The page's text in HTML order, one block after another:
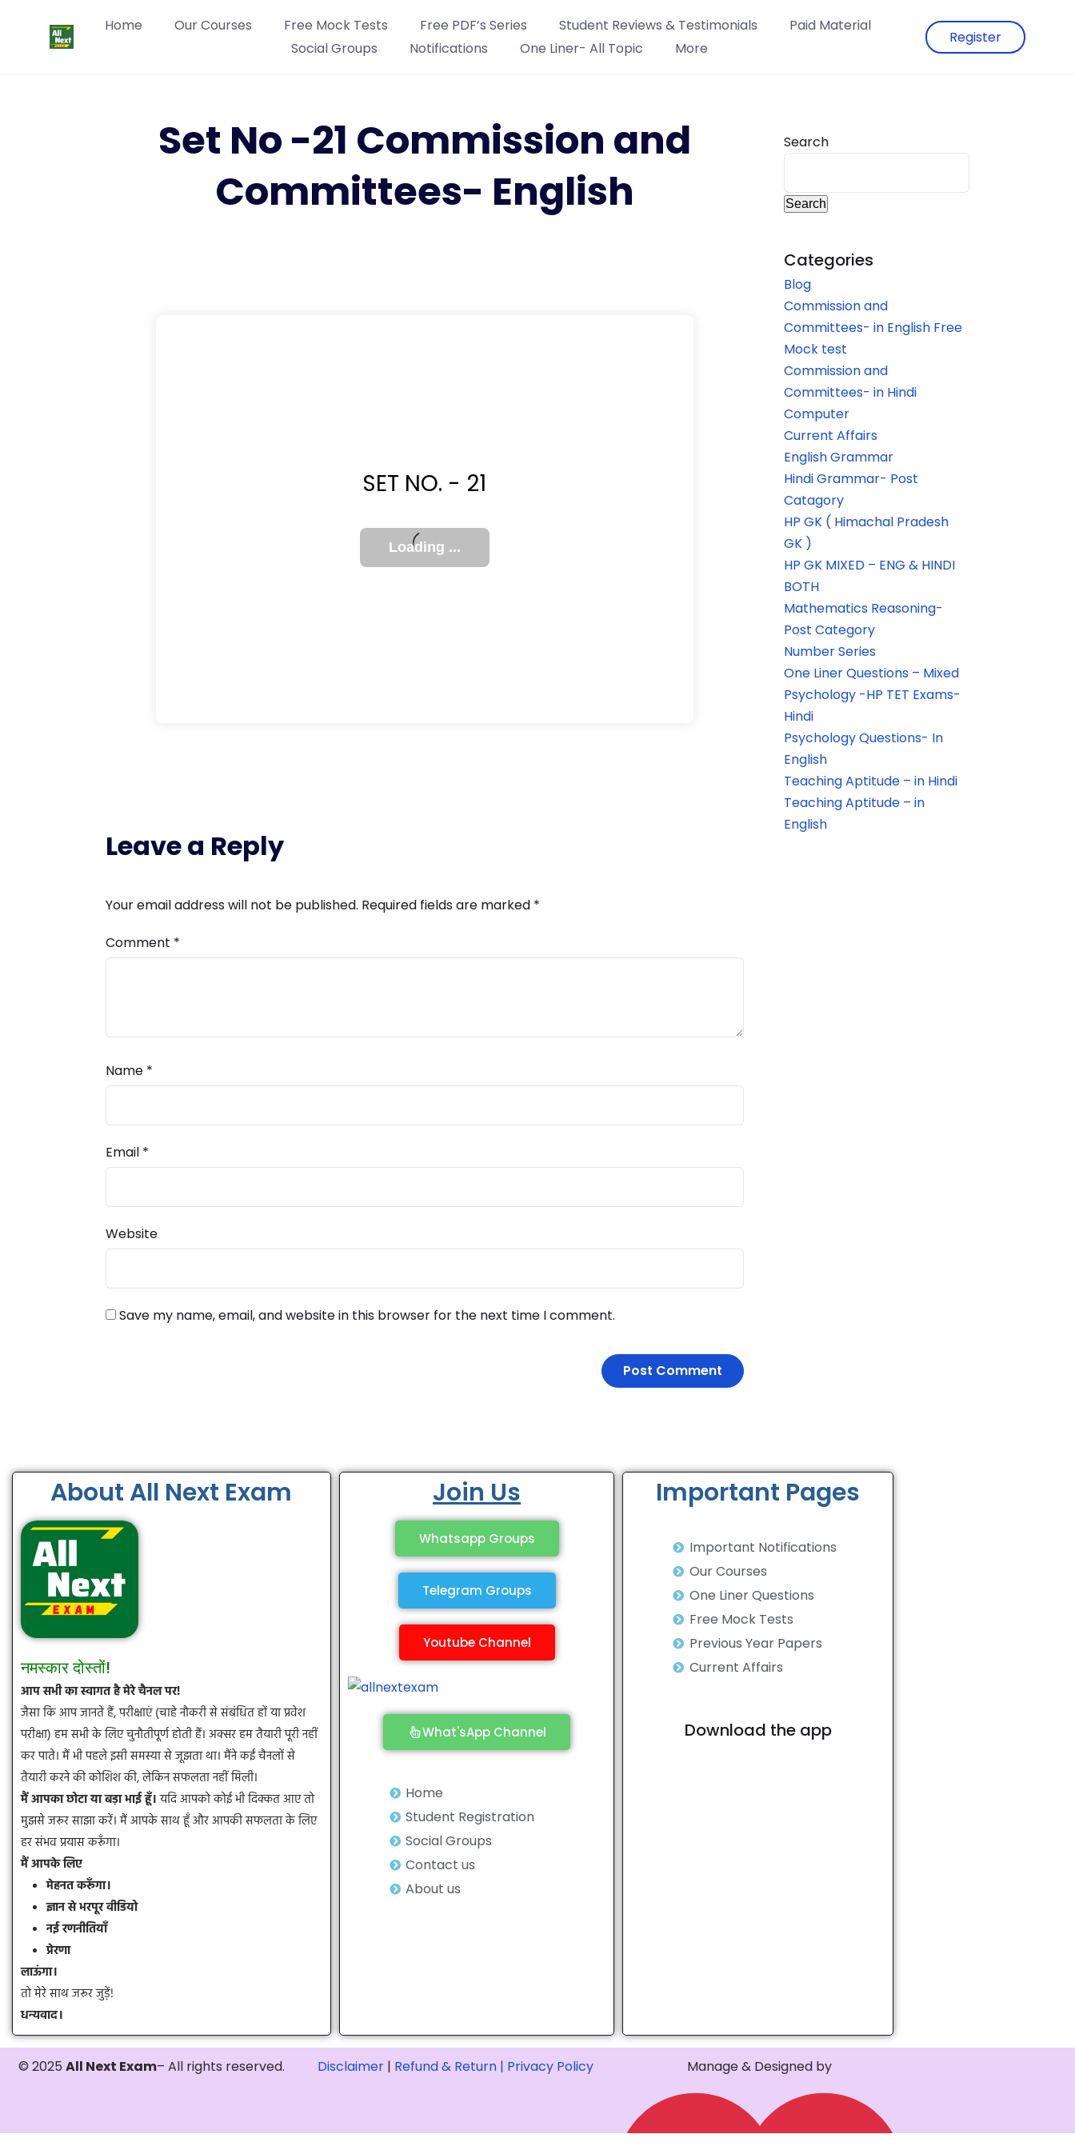
Home Our Courses Free Mock Tests Free PDF’s Series Student Reviews & Testimonials
Paid Material
Social Groups
Notifications One Liner- All Topic More
Register
Set No -21 Commission and
Committees- English
SET NO. - 21
Leave a Reply
Your email address will not be published. Required fields are marked *
Comment *
Name *
Email *
Website
Save my name, email, and website in this browser for the next time I comment.
Search
Search
Categories
Blog
Commission and
Committees- in English Free
Mock test
Commission and
Committees- in Hindi
Computer
Current Affairs
English Grammar
Hindi Grammar- Post
Catagory
HP GK ( Himachal Pradesh
GK )
HP GK MIXED – ENG & HINDI
BOTH
Mathematics Reasoning-
Post Category
Number Series
One Liner Questions – Mixed
Psychology -HP TET Exams-
Hindi
Psychology Questions- In
English
Teaching Aptitude – in Hindi
Teaching Aptitude – in
English
About All Next Exam
नमस्कार दोस्तों!
आप सभी का स्वागत है मेरे चैनल पर!
जैसा कि आप जानते हैं, परीक्षाएं (चाहे नौकरी से संबंधित हों या प्रवेश
परीक्षा) हम सभी के लिए चुनौतीपूर्ण होती हैं। अक्सर हम तैयारी पूरी नहीं
कर पाते। मैं भी पहले इसी समस्या से जूझता था। मैंने कई चैनलों से
तैयारी करने की कोशिश की, लेकिन सफलता नहीं मिली।
मैं आपका छोटा या बड़ा भाई हूँ।यदि आपको कोई भी दिक्कत आए तो
मुझसे जरूर साझा करें। मैं आपके साथ हूँ और आपकी सफलता के लिए
हर संभव प्रयास करूँगा।
मैं आपके लिए
मेहनत करूँगा।
ज्ञान से भरपूर वीडियो
नई रणनीतियाँ
प्रेरणा
लाऊंगा।
तो मेरे साथ जरूर जुड़ें!
धन्यवाद।
Join Us
Whatsapp Groups
Telegram Groups
Youtube Channel
What'sApp Channel
Home
Student Registration
Social Groups
Contact us
About us
Important Pages
Important Notifications
Our Courses
One Liner Questions
Free Mock Tests
Previous Year Papers
Current Affairs
Download the app
© 2025All Next Exam– All rights reserved. Disclaimer | Refund & Return | Privacy Policy Manage & Designed by